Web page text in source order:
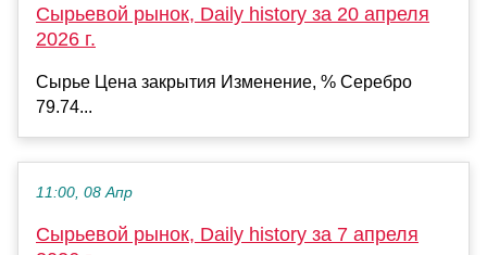
Сырьевой рынок, Daily history за 20 апреля
2026 г.
Сырье Цена закрытия Изменение, % Серебро
79.74...
11:00, 08 Апр
Сырьевой рынок, Daily history за 7 апреля